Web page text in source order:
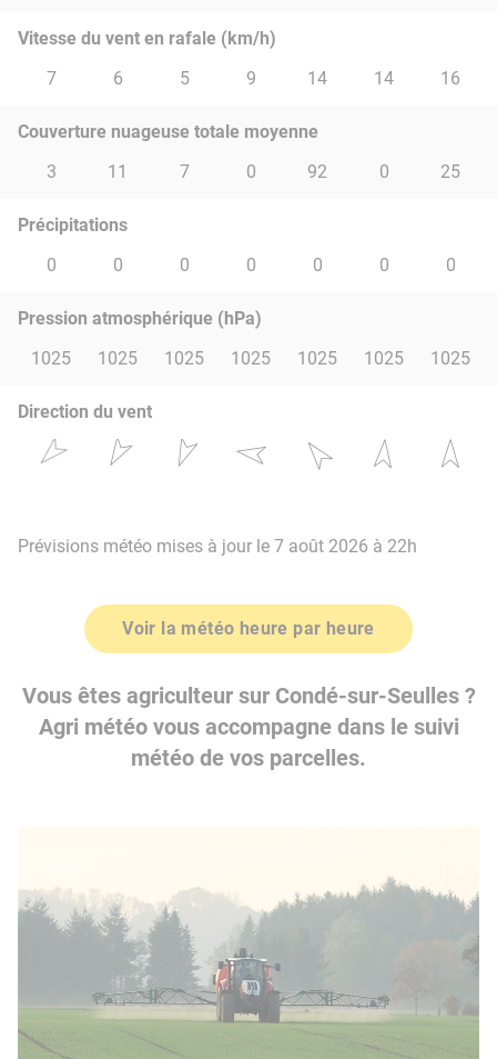
Vitesse du vent en rafale (km/h)
7
6 5 9 14 14 16
Couverture nuageuse totale moyenne
3
11 7 0 92 0 25
Précipitations
0
0 0 0 0 0 0
Pression atmosphérique (hPa)
1025
1025 1025 1025 1025 1025 1025
Direction du vent
Prévisions météo mises à jour le 7 août 2026 à 22h
Voir la météo heure par heure
Vous êtes agriculteur sur Condé-sur-Seulles ?
Agri météo vous accompagne dans le suivi
météo de vos parcelles.